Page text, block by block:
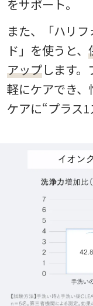
をサポート。
また、「ハリ
ド」を使うと、
アップします。
軽にケアでき
ケアに“プラス